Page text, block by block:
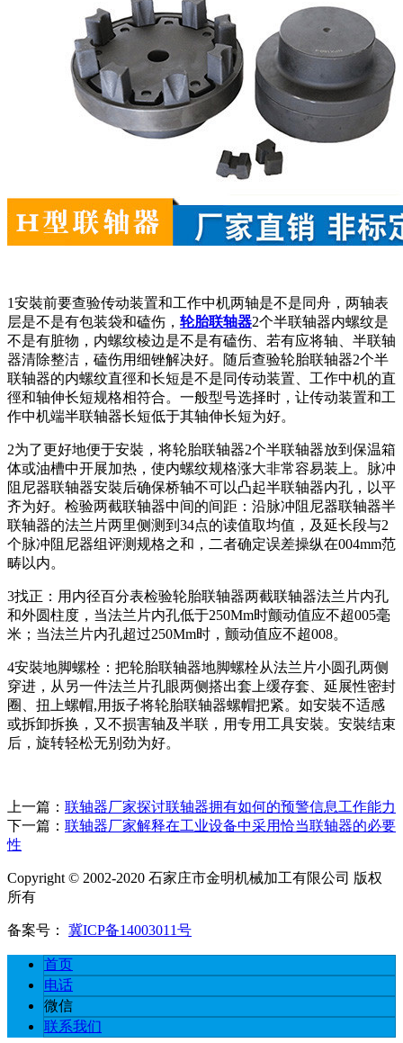
1安裝前要查验传动装置和工作中机两轴是不是同舟，两轴表
层是不是有包装袋和磕伤， 轮胎联轴器2个半联轴器内螺纹是
不是有脏物，内螺纹棱边是不是有磕伤、若有应将轴、半联轴
器清除整洁，磕伤用细锉解决好。随后查验轮胎联轴器2个半
联轴器的内螺纹直徑和长短是不是同传动装置、工作中机的直
徑和轴伸长短规格相符合。一般型号选择时，让传动装置和工
作中机端半联轴器长短低于其轴伸长短为好。
2为了更好地便于安裝，将轮胎联轴器2个半联轴器放到保温箱
体或油槽中开展加热，使内螺纹规格涨大非常容易装上。脉冲
阻尼器联轴器安裝后确保桥轴不可以凸起半联轴器内孔，以平
齐为好。检验两截联轴器中间的间距：沿脉冲阻尼器联轴器半
联轴器的法兰片两里侧测到34点的读值取均值，及延长段与2
个脉冲阻尼器组评测规格之和，二者确定误差操纵在004mm范
畴以内。
3找正：用内径百分表检验轮胎联轴器两截联轴器法兰片内孔
和外圆柱度，当法兰片内孔低于250Mm时颤动值应不超005毫
米；当法兰片内孔超过250Mm时，颤动值应不超008。
4安裝地脚螺栓：把轮胎联轴器地脚螺栓从法兰片小圆孔两侧
穿进，从另一件法兰片孔眼两侧搭出套上缓存套、延展性密封
圈、扭上螺帽,用扳子将轮胎联轴器螺帽把紧。如安裝不适感
或拆卸拆换，又不损害轴及半联，用专用工具安裝。安裝结束
后，旋转轻松无别劲为好。
上一篇： 联轴器厂家探讨联轴器拥有如何的预警信息工作能力
下一篇： 联轴器厂家解释在工业设备中采用恰当联轴器的必要
性
Copyright © 2002-2020 石家庄市金明机械加工有限公司 版权
所有
备案号： 冀ICP备14003011号
首页
电话
微信
联系我们